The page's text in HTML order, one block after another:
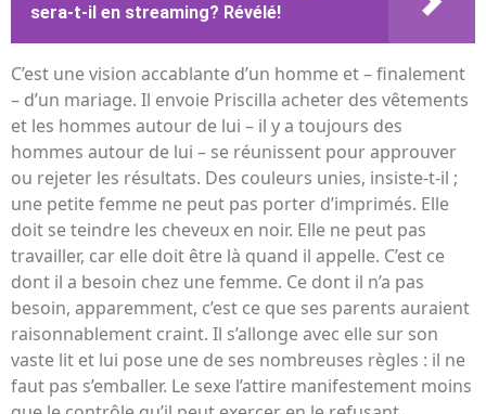
sera-t-il en streaming? Révélé!
C’est une vision accablante d’un homme et – finalement
– ​​d’un mariage. Il envoie Priscilla acheter des vêtements
et les hommes autour de lui – il y a toujours des
hommes autour de lui – se réunissent pour approuver
ou rejeter les résultats. Des couleurs unies, insiste-t-il ;
une petite femme ne peut pas porter d’imprimés. Elle
doit se teindre les cheveux en noir. Elle ne peut pas
travailler, car elle doit être là quand il appelle. C’est ce
dont il a besoin chez une femme. Ce dont il n’a pas
besoin, apparemment, c’est ce que ses parents auraient
raisonnablement craint. Il s’allonge avec elle sur son
vaste lit et lui pose une de ses nombreuses règles : il ne
faut pas s’emballer. Le sexe l’attire manifestement moins